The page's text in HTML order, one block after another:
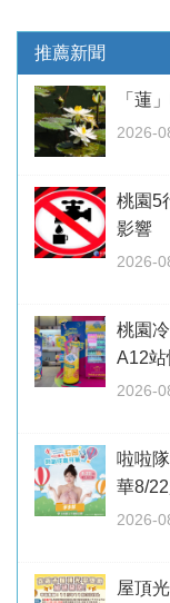
推薦新聞
「蓮
2026-
桃園5
影響
2026-
桃園
A12
2026-
啦啦
華8/
2026-
屋頂